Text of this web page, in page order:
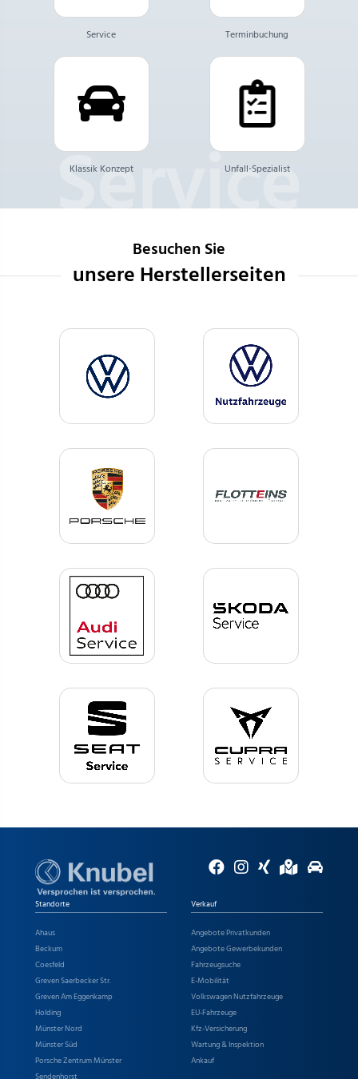
Service Terminbuchung
Klassik Konzept Unfall-Spezialist
Besuchen Sie
unsere Herstellerseiten
Standorte
Ahaus
Beckum
Coesfeld
Greven Saerbecker Str.
Greven Am Eggenkamp
Holding
Münster Nord
Münster Süd
Porsche Zentrum Münster
Verkauf
Angebote Privatkunden
Angebote Gewerbekunden
Fahrzeugsuche
E-Mobilität
Volkswagen Nutzfahrzeuge
EU-Fahrzeuge
Kfz-Versicherung
Wartung & Inspektion
Ankauf